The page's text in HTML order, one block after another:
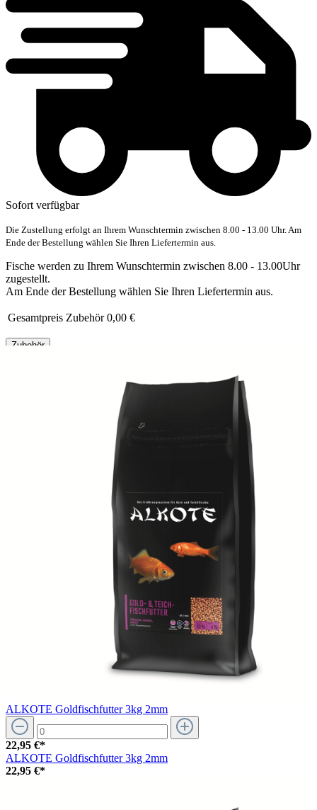
Sofort verfügbar
Die Zustellung erfolgt an Ihrem Wunschtermin zwischen 8.00 - 13.00 Uhr. Am
Ende der Bestellung wählen Sie Ihren Liefertermin aus.
Fische werden zu Ihrem Wunschtermin zwischen 8.00 - 13.00Uhr
zugestellt.
Am Ende der Bestellung wählen Sie Ihren Liefertermin aus.
Gesamtpreis Zubehör 0,00 €
Zubehör
ALKOTE Goldfischfutter 3kg 2mm
22,95 €*
ALKOTE Goldfischfutter 3kg 2mm
22,95 €*